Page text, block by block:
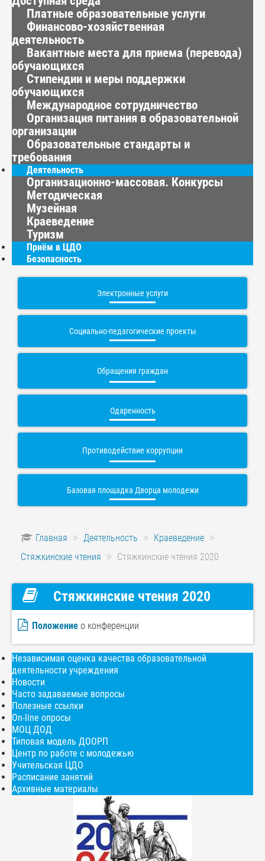
Платные образовательные услуги
Финансово-хозяйственная
деятельность
Вакантные места для приема (перевода)
обучающихся
Стипендии и меры поддержки
обучающихся
Международное сотрудничество
Организация питания в образовательной
организации
Образовательные стандарты и
требования
Деятельность
Организационно-массовая. Конкурсы
Методическая
Музейная
Краеведение
Туризм
Приём в ЦДО
Безопасность
Электронные услуги
Социально-педагогические проекты
Обращения граждан
Одаренность
Противодействие коррупции
Базовая площадка Дворца молодежи
Главная Деятельность
Краеведение
Стяжкинские чтения
Стяжкинские чтения 2020
Стяжкинские чтения 2020
Положение о конференции
Независимая оценка качества образовательной
деятельности учреждения
Новости
Часто задаваемые вопросы
Полезные ссылки
On-line опросы
МОЦ ДОД
Типовая модель ДООРП
Центр по работе с молодежью
Учительская ЦДО
Расписание занятий
Архивные материалы